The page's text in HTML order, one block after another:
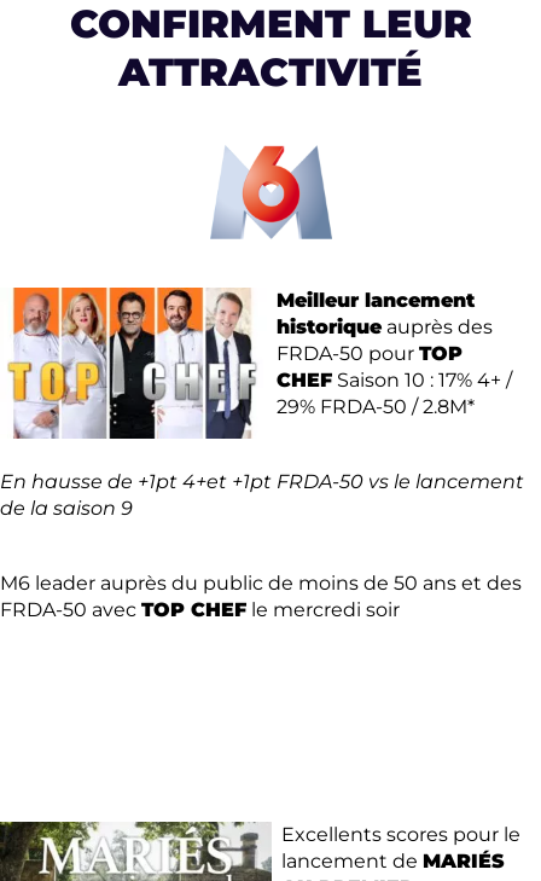
CONFIRMENT LEUR
ATTRACTIVITÉ
Meilleur lancement
historique auprès des
FRDA-50 pour TOP
CHEF Saison 10 : 17% 4+ /
29% FRDA-50 / 2.8M*
En hausse de +1pt 4+et +1pt FRDA-50 vs le lancement
de la saison 9
M6 leader auprès du public de moins de 50 ans et des
FRDA-50 avec TOP CHEF le mercredi soir
Excellents scores pour le
lancement de MARIÉS